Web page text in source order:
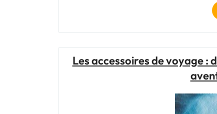
Les accessoires de voyage :